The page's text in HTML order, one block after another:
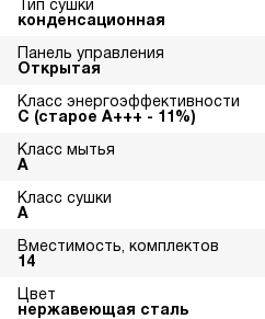
Тип сушки
конденсационная
Панель управления
Открытая
Класс энергоэффективности
С (старое А+++ - 11%)
Класс мытья
A
Класс сушки
A
Вместимость, комплектов
14
Цвет
нержавеющая сталь